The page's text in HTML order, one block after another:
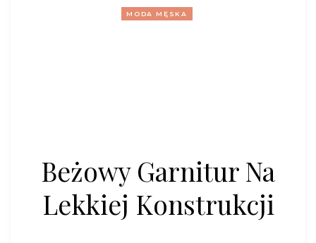
MODA MĘSKA
Beżowy Garnitur Na
Lekkiej Konstrukcji